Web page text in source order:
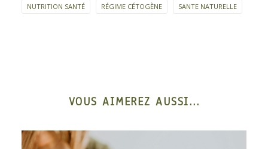
NUTRITION SANTÉ RÉGIME CÉTOGÈNE SANTE NATURELLE
VOUS AIMEREZ AUSSI...